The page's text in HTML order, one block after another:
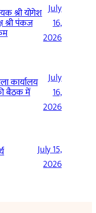
श्री योगेश
श्री पंकज
July
16,
2026
कार्यालय
बैठक में
July
16,
2026
July 15,
2026